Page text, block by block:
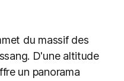
du massif des
D'une altitude
un panorama